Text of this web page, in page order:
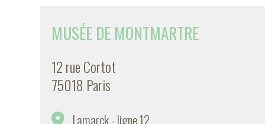
MUSÉE DE MONTMARTRE
12 rue Cortot
75018 Paris
Lamarck - ligne 12